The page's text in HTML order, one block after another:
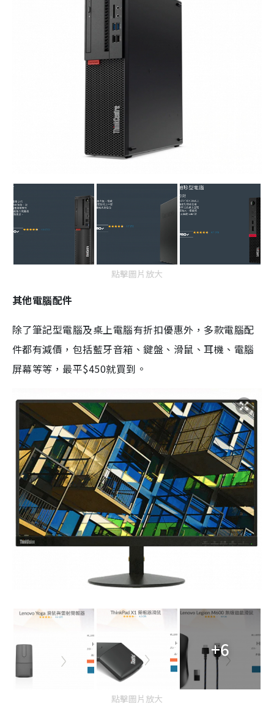
點擊圖片放大
其他電腦配件
除了筆記型電腦及桌上電腦有折扣優惠外，多款電腦配
件都有減價，包括藍牙音箱、鍵盤、滑鼠、耳機、電腦
屏幕等等，最平$450就買到。
+6
點擊圖片放大